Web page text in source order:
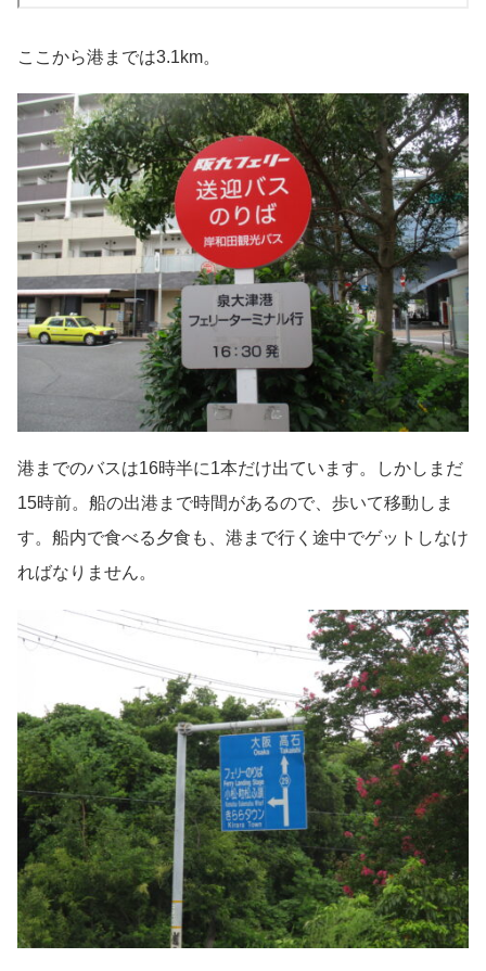
ここから港までは3.1km。
港までのバスは16時半に1本だけ出ています。しかしまだ
15時前。船の出港まで時間があるので、歩いて移動しま
す。船内で食べる夕食も、港まで行く途中でゲットしなけ
ればなりません。